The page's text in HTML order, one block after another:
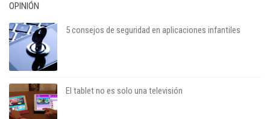
OPINIÓN
5 consejos de seguridad en aplicaciones infantiles
El tablet no es solo una televisión